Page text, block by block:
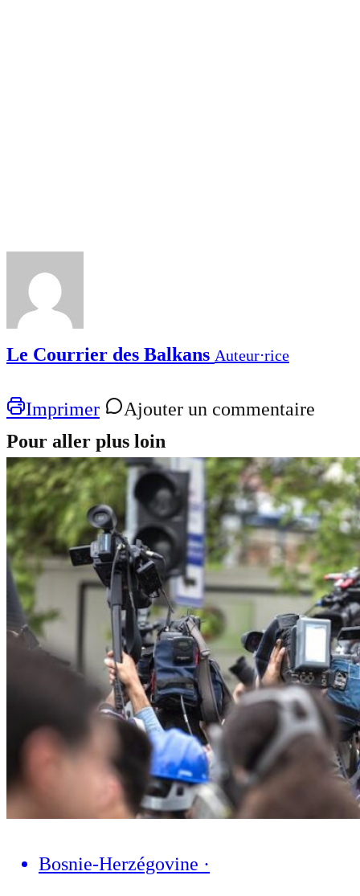
Le Courrier des Balkans Auteur⋅rice
Imprimer
Ajouter un commentaire
Pour aller plus loin
Bosnie-Herzégovine ·